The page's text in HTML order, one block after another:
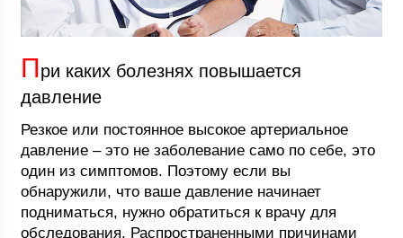
При каких болезнях повышается
давление
Резкое или постоянное высокое артериальное
давление – это не заболевание само по себе, это
один из симптомов. Поэтому если вы
обнаружили, что ваше давление начинает
подниматься, нужно обратиться к врачу для
обследования. Распространенными причинами